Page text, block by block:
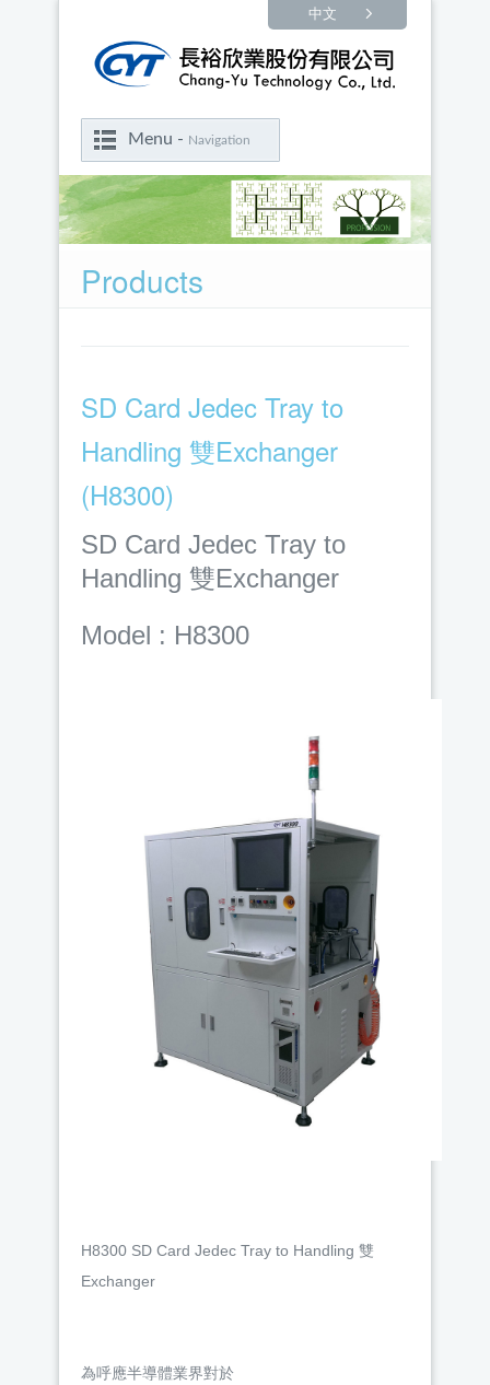
中文
Menu - Navigation
Products
SD Card Jedec Tray to
Handling 雙Exchanger
(H8300)
SD Card Jedec Tray to
Handling 雙Exchanger
Model : H8300
H8300 SD Card Jedec Tray to Handling 雙
Exchanger
為呼應半導體業界對於